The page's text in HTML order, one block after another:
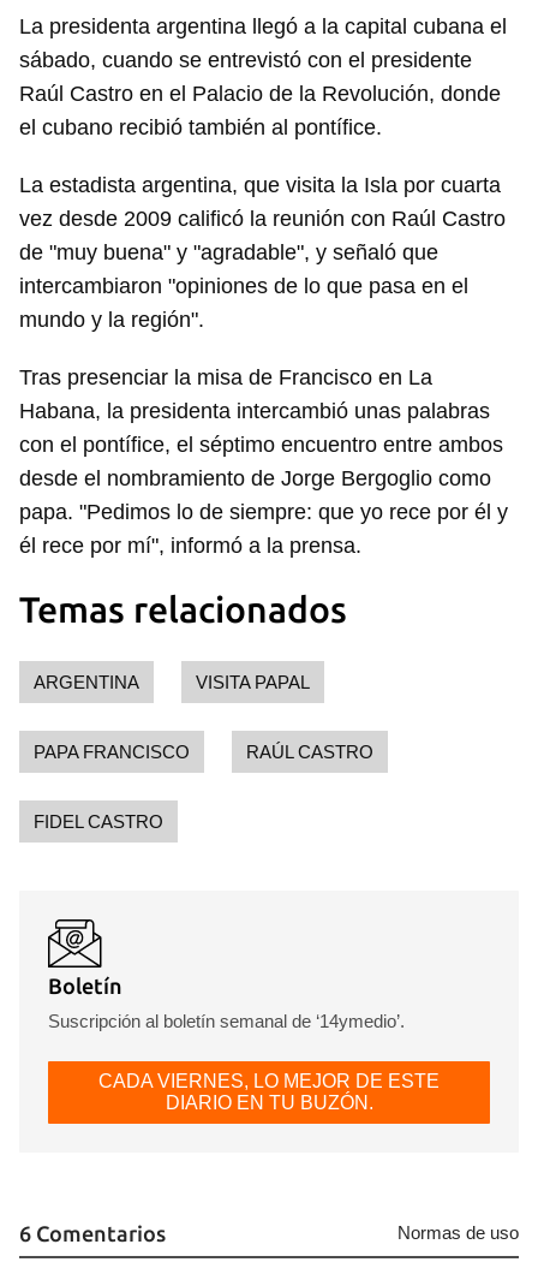
La presidenta argentina llegó a la capital cubana el
sábado, cuando se entrevistó con el presidente
Raúl Castro en el Palacio de la Revolución, donde
el cubano recibió también al pontífice.
La estadista argentina, que visita la Isla por cuarta
vez desde 2009 calificó la reunión con Raúl Castro
de "muy buena" y "agradable", y señaló que
intercambiaron "opiniones de lo que pasa en el
mundo y la región".
Tras presenciar la misa de Francisco en La
Habana, la presidenta intercambió unas palabras
con el pontífice, el séptimo encuentro entre ambos
desde el nombramiento de Jorge Bergoglio como
papa. "Pedimos lo de siempre: que yo rece por él y
él rece por mí", informó a la prensa.
Temas relacionados
ARGENTINA VISITA PAPAL
PAPA FRANCISCO RAÚL CASTRO
FIDEL CASTRO
Boletín
Suscripción al boletín semanal de ‘14ymedio’.
CADA VIERNES, LO MEJOR DE ESTE
DIARIO EN TU BUZÓN.
6 Comentarios Normas de uso